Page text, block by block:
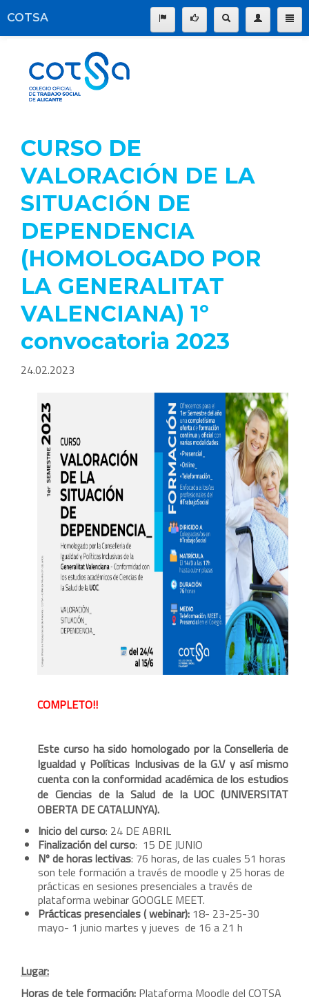
COTSA
Servicios del Colegio
La profesión
Formación
Empleo
Participación
Comunicación
Pago online
CURSO DE
VALORACIÓN DE LA
SITUACIÓN DE
DEPENDENCIA
(HOMOLOGADO POR
LA GENERALITAT
VALENCIANA) 1º
convocatoria 2023
24.02.2023
COMPLETO!!
Este curso ha sido homologado por la Conselleria de
Igualdad y Políticas Inclusivas de la G.V y así mismo
cuenta con la conformidad académica de los estudios
de Ciencias de la Salud de la UOC (UNIVERSITAT
OBERTA DE CATALUNYA).
Inicio del curso: 24 DE ABRIL
Finalización del curso: 15 DE JUNIO
Nº de horas lectivas: 76 horas, de las cuales 51 horas
son tele formación a través de moodle y 25 horas de
prácticas en sesiones presenciales a través de
plataforma webinar GOOGLE MEET.
Prácticas presenciales ( webinar): 18- 23-25-30
mayo- 1 junio martes y jueves de 16 a 21 h
Lugar:
Horas de tele formación: Plataforma Moodle del COTSA